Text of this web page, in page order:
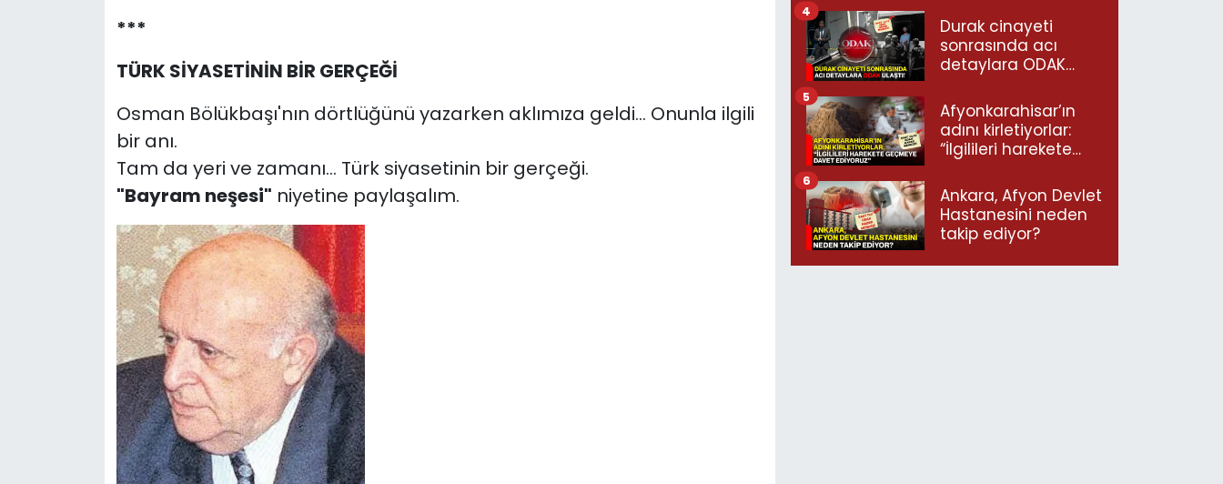
***
TÜRK SİYASETİNİN BİR GERÇEĞİ
Osman Bölükbaşı'nın dörtlüğünü yazarken aklımıza geldi... Onunla ilgili
bir anı.
Tam da yeri ve zamanı... Türk siyasetinin bir gerçeği.
"Bayram neşesi" niyetine paylaşalım.
Durak cinayeti
sonrasında acı
detaylara ODAK
4
Afyonkarahisar’ın
adını kirletiyorlar:
“İlgilileri harekete
ediyoruz”
5
Ankara, Afyon Devlet
Hastanesini neden
takip ediyor?
6